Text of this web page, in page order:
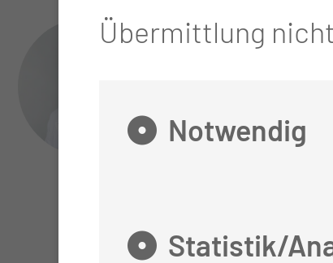
Prof. Dr.
Kube
Übermittlung
Notwendig
Statistik/